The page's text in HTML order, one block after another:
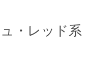
・レッド系